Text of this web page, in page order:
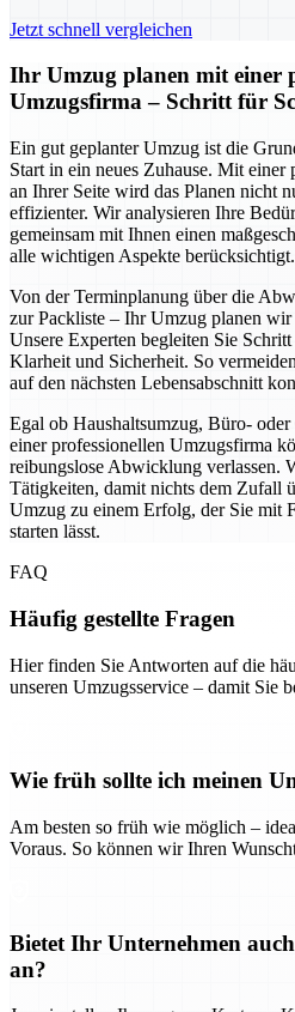
Jetzt schnell vergleichen
Ihr Umzug planen mit einer
Umzugsfirma – Schritt für
Ein gut geplanter Umzug ist die
Start in ein neues Zuhause. Mit
an Ihrer Seite wird das Planen nicht
effizienter. Wir analysieren Ihre
gemeinsam mit Ihnen einen
alle wichtigen Aspekte berücksichtigt.
Von der Terminplanung über die
zur Packliste – Ihr Umzug planen
Unsere Experten begleiten Sie
Klarheit und Sicherheit. So
auf den nächsten Lebensabschnitt
Egal ob Haushaltsumzug, Büro-
einer professionellen Umzugsfirma
reibungslose Abwicklung verlassen.
Tätigkeiten, damit nichts dem Zufall
Umzug zu einem Erfolg, der Sie mit
starten lässt.
FAQ
Häufig gestellte Fragen
Hier finden Sie Antworten auf die
unseren Umzugsservice – damit Sie
Wie früh sollte ich meinen
Am besten so früh wie möglich –
Voraus. So können wir Ihren
Bietet Ihr Unternehmen
an?